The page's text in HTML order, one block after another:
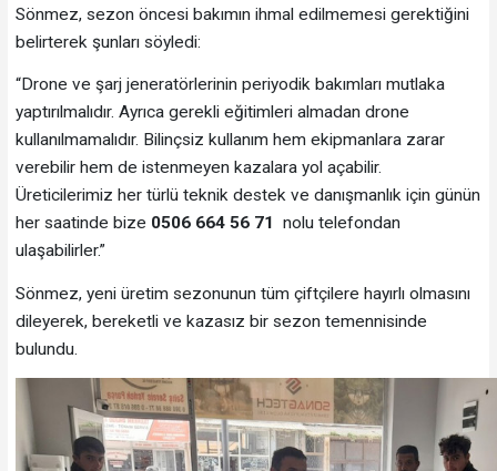
Sönmez, sezon öncesi bakımın ihmal edilmemesi gerektiğini
belirterek şunları söyledi:
“Drone ve şarj jeneratörlerinin periyodik bakımları mutlaka
yaptırılmalıdır. Ayrıca gerekli eğitimleri almadan drone
kullanılmamalıdır. Bilinçsiz kullanım hem ekipmanlara zarar
verebilir hem de istenmeyen kazalara yol açabilir.
Üreticilerimiz her türlü teknik destek ve danışmanlık için günün
her saatinde bize 0506 664 56 71
nolu telefondan
ulaşabilirler.”
Sönmez, yeni üretim sezonunun tüm çiftçilere hayırlı olmasını
dileyerek, bereketli ve kazasız bir sezon temennisinde
bulundu.